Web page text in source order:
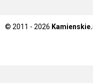
© 2011 - 2026